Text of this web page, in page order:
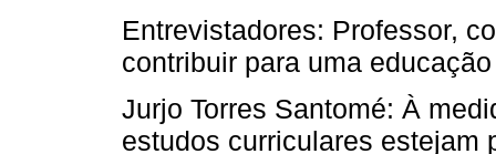
Entrevistadores: Professor,
contribuir para uma
Jurjo Torres Santomé: À
estudos curriculares estejam